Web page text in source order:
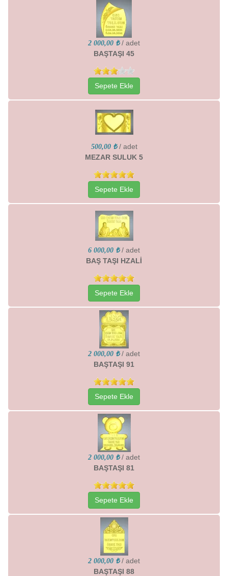
2 000,00 ₺ / adet
BAŞTAŞI 45
Sepete Ekle
500,00 ₺ / adet
MEZAR SULUK 5
Sepete Ekle
6 000,00 ₺ / adet
BAŞ TAŞI HZALİ
Sepete Ekle
2 000,00 ₺ / adet
BAŞTAŞI 91
Sepete Ekle
2 000,00 ₺ / adet
BAŞTAŞI 81
Sepete Ekle
2 000,00 ₺ / adet
BAŞTAŞI 88